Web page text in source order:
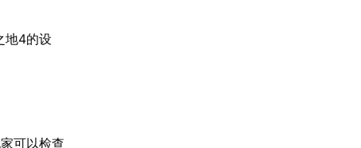
地4的设
可以检查